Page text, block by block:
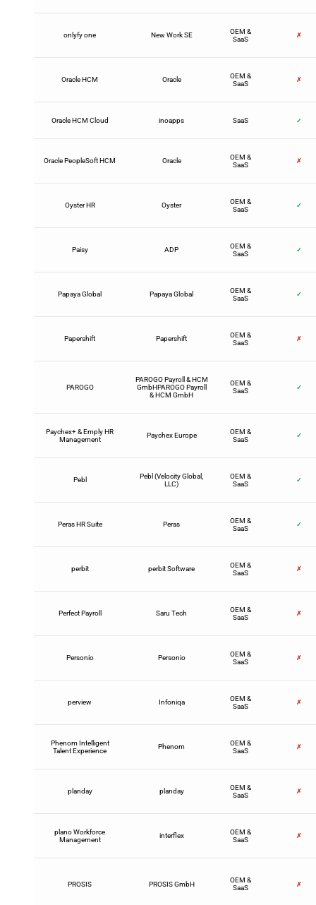
onlyfy one New Work SE
OEM &
SaaS
✗
Oracle HCM Oracle
OEM &
SaaS
✗
Oracle HCM Cloud inoapps SaaS ✓
Oracle PeopleSoft HCM Oracle
OEM &
SaaS
✗
Oyster HR Oyster
OEM &
SaaS
✓
Paisy ADP
OEM &
SaaS
✓
Papaya Global Papaya Global
OEM &
SaaS
✓
Papershift Papershift
OEM &
SaaS
✗
PAROGO
PAROGO Payroll & HCM
GmbHPAROGO Payroll
& HCM GmbH
OEM &
SaaS
✓
Paychex+ & Emply HR
Management
Paychex Europe
OEM &
SaaS
✓
Pebl
Pebl (Velocity Global,
LLC)
OEM &
SaaS
✓
Peras HR Suite Peras
OEM &
SaaS
✓
perbit perbit Software
OEM &
SaaS
✗
Perfect Payroll Saru Tech
OEM &
SaaS
✗
Personio Personio
OEM &
SaaS
✗
perview Infoniqa
OEM &
SaaS
✗
Phenom Intelligent
Talent Experience
Phenom
OEM &
SaaS
✗
planday planday
OEM &
SaaS
✗
plano Workforce
Management
interflex
OEM &
SaaS
✗
PROSIS PROSIS GmbH
OEM &
SaaS
✗